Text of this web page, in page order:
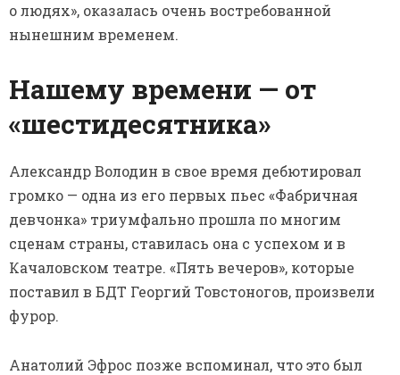
о людях», оказалась очень востребованной
нынешним временем.
Нашему времени — от
«шестидесятника»
Александр Володин в свое время дебютировал
громко — одна из его первых пьес «Фабричная
девчонка» триумфально прошла по многим
сценам страны, ставилась она с успехом и в
Качаловском театре. «Пять вечеров», которые
поставил в БДТ Георгий Товстоногов, произвели
фурор.
Анатолий Эфрос позже вспоминал, что это был